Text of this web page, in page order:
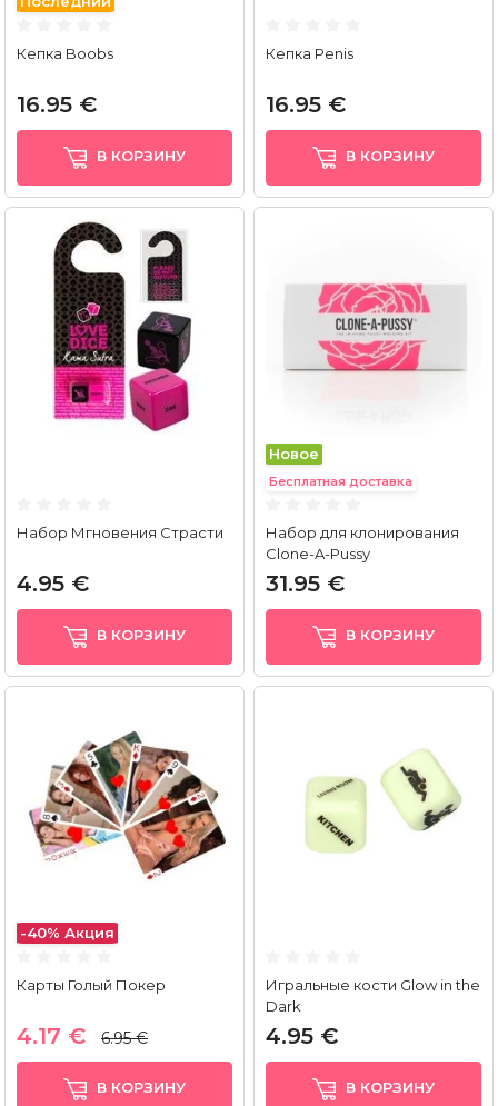
Кепка Boobs
16.95 €
В КОРЗИНУ
Кепка Penis
16.95 €
В КОРЗИНУ
Набор Мгновения Страсти
4.95 €
В КОРЗИНУ
Новое
Бесплатная доставка
Набор для клонирования
Clone-A-Pussy
31.95 €
В КОРЗИНУ
-40% Акция
Карты Голый Покер
4.17 € 6.95 €
В КОРЗИНУ
Игральные кости Glow in the
Dark
4.95 €
В КОРЗИНУ